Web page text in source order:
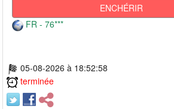
ENCHÉRIR
FR - 76***
05-08-2026 à 18:52:58
terminée